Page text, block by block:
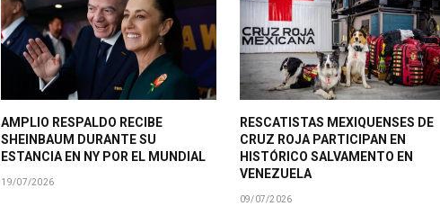
AMPLIO RESPALDO RECIBE
SHEINBAUM DURANTE SU
ESTANCIA EN NY POR EL MUNDIAL
19/07/2026
RESCATISTAS MEXIQUENSES DE
CRUZ ROJA PARTICIPAN EN
HISTÓRICO SALVAMENTO EN
VENEZUELA
09/07/2026